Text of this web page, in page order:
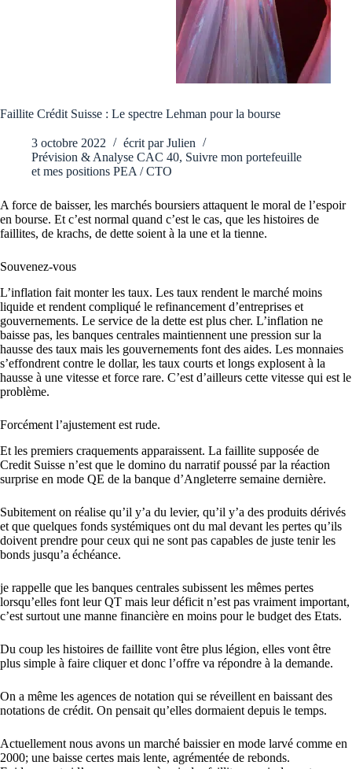
Faillite Crédit Suisse : Le spectre Lehman pour la bourse
3 octobre 2022 écrit par Julien
Prévision & Analyse CAC 40, Suivre mon portefeuille
et mes positions PEA / CTO
A force de baisser, les marchés boursiers attaquent le moral de l’espoir
en bourse. Et c’est normal quand c’est le cas, que les histoires de
faillites, de krachs, de dette soient à la une et la tienne.
Souvenez-vous
L’inflation fait monter les taux. Les taux rendent le marché moins
liquide et rendent compliqué le refinancement d’entreprises et
gouvernements. Le service de la dette est plus cher. L’inflation ne
baisse pas, les banques centrales maintiennent une pression sur la
hausse des taux mais les gouvernements font des aides. Les monnaies
s’effondrent contre le dollar, les taux courts et longs explosent à la
hausse à une vitesse et force rare. C’est d’ailleurs cette vitesse qui est le
problème.
Forcément l’ajustement est rude.
Et les premiers craquements apparaissent. La faillite supposée de
Credit Suisse n’est que le domino du narratif poussé par la réaction
surprise en mode QE de la banque d’Angleterre semaine dernière.
Subitement on réalise qu’il y’a du levier, qu’il y’a des produits dérivés
et que quelques fonds systémiques ont du mal devant les pertes qu’ils
doivent prendre pour ceux qui ne sont pas capables de juste tenir les
bonds jusqu’a échéance.
je rappelle que les banques centrales subissent les mêmes pertes
lorsqu’elles font leur QT mais leur déficit n’est pas vraiment important,
c’est surtout une manne financière en moins pour le budget des Etats.
Du coup les histoires de faillite vont être plus légion, elles vont être
plus simple à faire cliquer et donc l’offre va répondre à la demande.
On a même les agences de notation qui se réveillent en baissant des
notations de crédit. On pensait qu’elles dormaient depuis le temps.
Actuellement nous avons un marché baissier en mode larvé comme en
2000; une baisse certes mais lente, agrémentée de rebonds.